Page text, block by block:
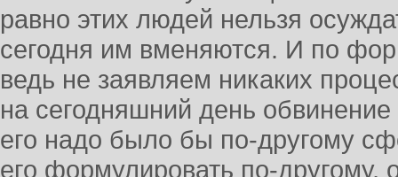
равно этих людей нельзя
сегодня им вменяются. И по
ведь не заявляем никаких
на сегодняшний день
его надо было бы по-другому
его формулировать по-другому,